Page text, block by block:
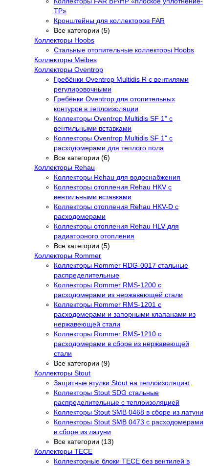
TP»
Кронштейны для коллекторов FAR
Все категории (5)
Коллекторы Hoobs
Стальные отопительные коллекторы Hoobs
Коллекторы Meibes
Коллекторы Oventrop
Гребёнки Oventrop Multidis R с вентилями
регулировочными
Гребёнки Oventrop для отопительных
контуров в теплоизоляции
Коллекторы Oventrop Multidis SF 1" с
вентильными вставками
Коллекторы Oventrop Multidis SF 1" с
расходомерами для теплого пола
Все категории (6)
Коллекторы Rehau
Коллекторы Rehau для водоснабжения
Коллекторы отопления Rehau HKV с
вентильными вставками
Коллекторы отопления Rehau HKV-D с
расходомерами
Коллекторы отопления Rehau HLV для
радиаторного отопления
Все категории (5)
Коллекторы Rommer
Коллекторы Rommer RDG-0017 стальные
распределительные
Коллекторы Rommer RMS-1200 с
расходомерами из нержавеющей стали
Коллекторы Rommer RMS-1201 с
расходомерами и запорными клапанами из
нержавеющей стали
Коллекторы Rommer RMS-1210 с
расходомерами в сборе из нержавеющей
стали
Все категории (9)
Коллекторы Stout
Защитные втулки Stout на теплоизоляцию
Коллекторы Stout SDG стальные
распределительные с теплоизоляцией
Коллекторы Stout SMB 0468 в сборе из латуни
Коллекторы Stout SMB 0473 с расходомерами
в сборе из латуни
Все категории (13)
Коллекторы TECE
Коллекторные блоки TECE без вентилей в